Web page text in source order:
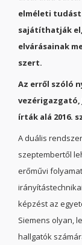
elméleti
sajátíthatják
elvárásainak
szert.
Az erről szóló
vezérigazgató,
írták alá 2016.
A duális
szeptembertől
erőművi
képzést az
Siemens olyan,
hallgatók